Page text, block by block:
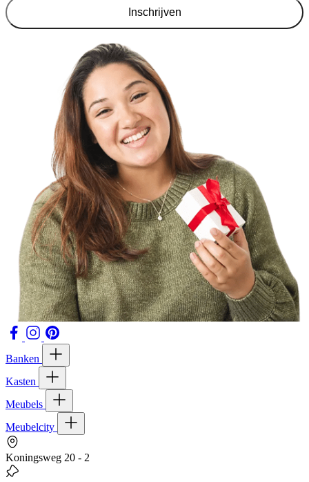
Inschrijven
Banken
Kasten
Meubels
Meubelcity
Koningsweg 20 - 2